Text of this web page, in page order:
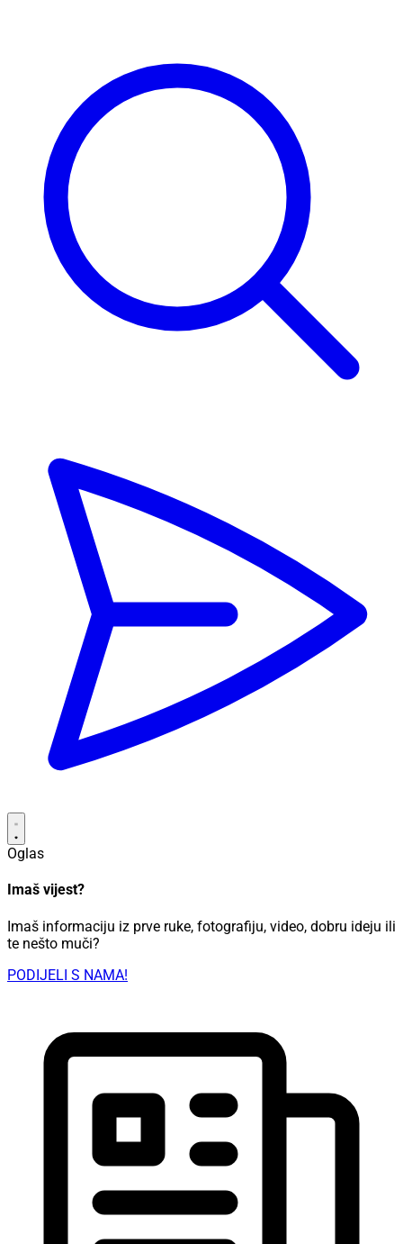
Oglas
Imaš vijest?
Imaš informaciju iz prve ruke, fotografiju, video, dobru ideju ili
te nešto muči?
PODIJELI S NAMA!